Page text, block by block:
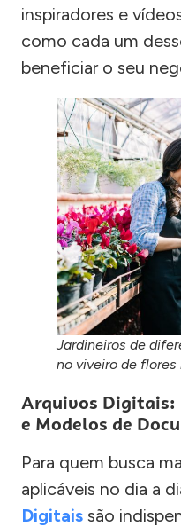
inspiradores e
como cada um
beneficiar o seu
Jardineiros de
no viveiro de flores
Arquivos
e Modelos de
Para quem busca
aplicáveis no dia a
Digitais são